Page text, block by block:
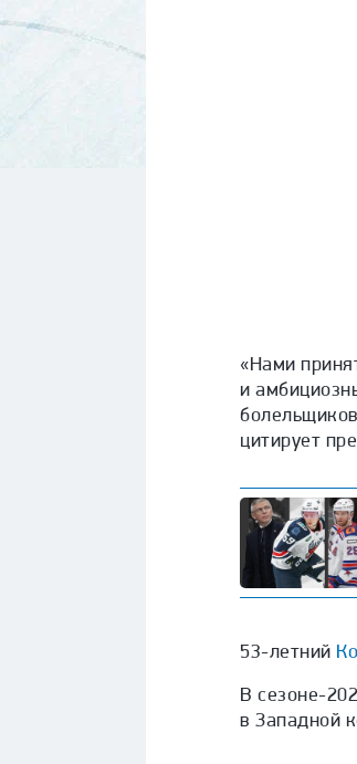
«Нами
и
цитирует
53-летний
В сезоне-
в Западной